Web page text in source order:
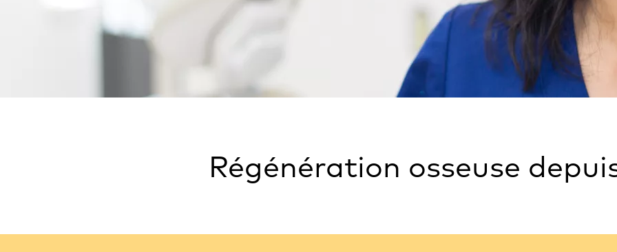
Régénération osseuse